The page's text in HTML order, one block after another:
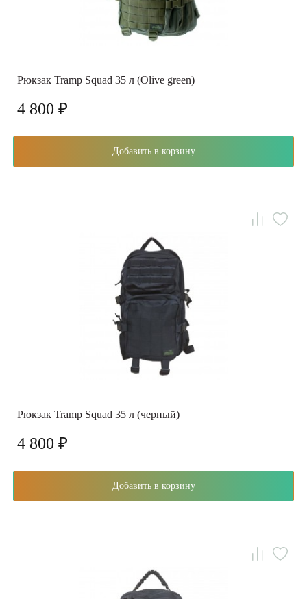
Рюкзак Tramp Squad 35 л (Olive green)
4 800 ₽
Добавить в корзину
Рюкзак Tramp Squad 35 л (черный)
4 800 ₽
Добавить в корзину